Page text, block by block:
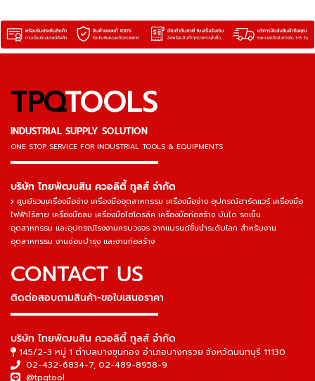
TPQTOOLS
INDUSTRIAL SUPPLY SOLUTION
ONE STOP SERVICE FOR INDUSTRIAL TOOLS & EQUIPMENTS
▬▬▬▬▬▬▬▬▬▬▬▬▬▬▬
บริษัท ไทยพัฒนสิน ควอลิตี้ ทูลส์ จำกัด
ศูนย์รวมเครื่องมือช่าง เครื่องมืออุตสาหกรรม เครื่องมือช่าง อุปกรณ์ฮาร์ดแวร์ เครื่องมือ
ไฟฟ้าไร้สาย เครื่องมือลม เครื่องมือไฮโดรลิค เครื่องมือก่อสร้าง บันได รถเข็น
อุตสาหกรรม และอุปกรณ์โรงงานครบวงจร จากแบรนด์ชั้นนำระดับโลก สำหรับงาน
อุตสาหกรรม งานซ่อมบำรุง และงานก่อสร้าง
CONTACT US
ติดต่อสอบถามสินค้า-ขอใบเสนอราคา
▬▬▬▬▬▬▬▬▬▬▬▬▬▬▬
บริษัท ไทยพัฒนสิน ควอลิตี้ ทูลส์ จำกัด
145/2-3 หมู่ 1 ตำบลบางขุนกอง อำเภอบางกรวย จังหวัดนนทบุรี 11130
02-432-6834-7, 02-489-8958-9
@tpqtool